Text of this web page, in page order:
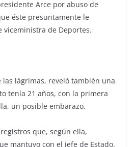
Arce por abuso de
éste presuntamente le
viceministra de Deportes.
las lágrimas, reveló también una
tenía 21 años, con la primera
un posible embarazo.
que, según ella,
mantuvo con el jefe de Estado.